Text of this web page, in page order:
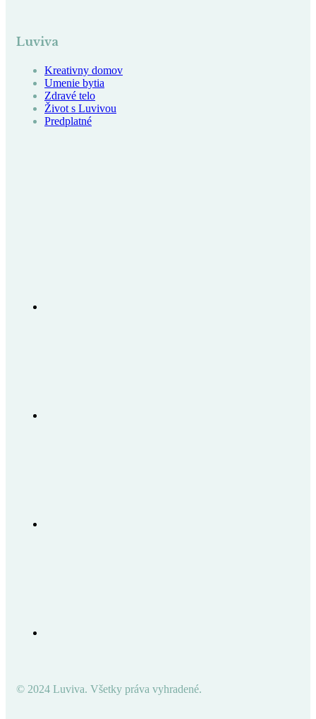
Luviva
Kreativny domov
Umenie bytia
Zdravé telo
Život s Luvivou
Predplatné
© 2024 Luviva. Všetky práva vyhradené.